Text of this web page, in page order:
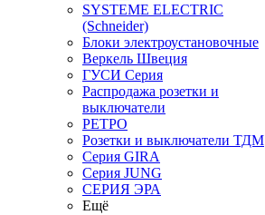
SYSTEME ELECTRIC
(Schneider)
Блоки электроустановочные
Веркель Швеция
ГУСИ Серия
Распродажа розетки и
выключатели
РЕТРО
Розетки и выключатели ТДМ
Серия GIRA
Серия JUNG
СЕРИЯ ЭРА
Ещё